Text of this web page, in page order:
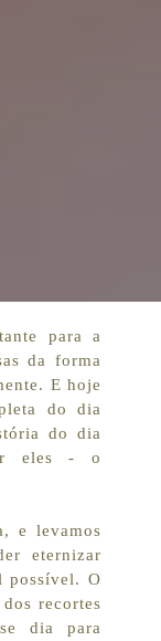
para a
da forma
E hoje
do dia
do dia
eles - o
e levamos
eternizar
possível. O
recortes
dia para